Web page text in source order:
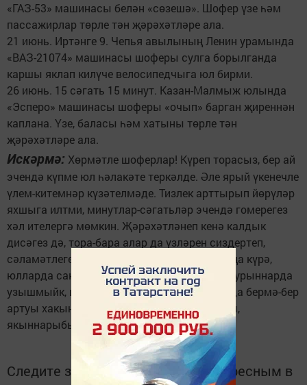
«ГАЗ-53» машинасы белән «сөзешә». Шофер үзе һәм
пассажирлар төрле тән җәрәхәтләре ала.
21 июнь. Иртәнге 9. Чепья авылының Ленин урамында
«ВАЗ-21074» машинасы шоферы сулга борылганда
каршы яклап килүче велосипедчыга юл бирми.
26 июнь. 15 сәгать 15 минут. Казан-Малмыж юлында
«Эсперо» машинасы шоферы «очып» барган җиреннән
каплана. Үзе, баласы һәм хатыны төрле тән
җәрәхәтләре ала.
Искәрмә: Хөрмәтле шоферлар! Күреп торасыз, бер ай
эчендә күпме юл һәлакәте теркәлде. Әле ярый үкенечле
үлем-китемнәр күзәтелмәде. Тизлек арттырып йөрүләр
яхшыга илтми, минутлар-сәгатьләр эчендә гомерегез
хәл ителергә мөмкин. Җәрәхәтләнеп кенә калдык
дисәгез дә, тора-бара алар да үзләрен сиздертеп,
сәламәтлегегезне какшатырга мөмкин. Шуңа күрә,
юлларда сак йөрик, чабышмыйк, ярамаган урыннарда
узышмыйк, шул ук вакытта штрафларның да бермә-бер
артуы хакында онытмыйк, балаларыбызны,
якыннарыбызны саклыйк.
Следите за самым важным и интересным в